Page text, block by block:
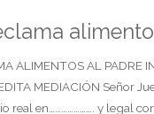
ALIMENTOS AL PADRE
MEDIACIÓN Señor
real en…………………. y legal